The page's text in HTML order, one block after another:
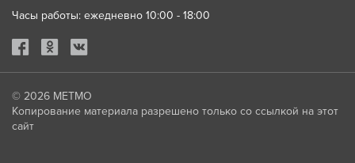
Часы работы: ежедневно 10:00 - 18:00
© 2026 МЕТМО
Копирование материала разрешено только со ссылкой на этот
сайт